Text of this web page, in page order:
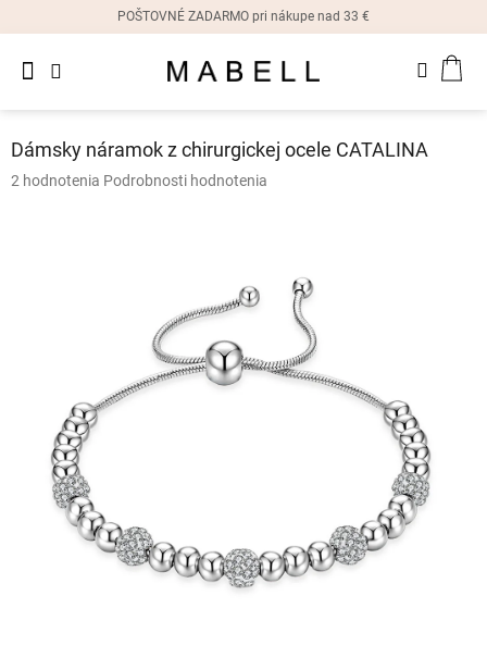
POŠTOVNÉ ZADARMO pri nákupe nad 33 €
Dámske
náušnice
hodinky
Ostatné
Zľavy
Dámsky náramok z chirurgickej ocele CATALINA
Priemerné
2 hodnotenia Podrobnosti hodnotenia